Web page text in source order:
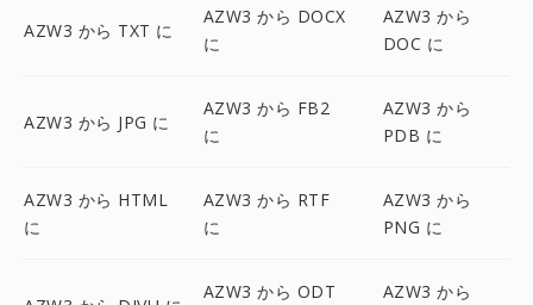
AZW3 から TXT に
AZW3 から DOCX
に
AZW3 から
DOC に
AZW3 から JPG に
AZW3 から FB2
に
AZW3 から
PDB に
AZW3 から HTML
に
AZW3 から RTF
に
AZW3 から
PNG に
AZW3 から ODT
AZW3 から